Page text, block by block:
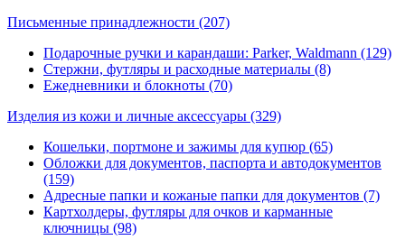
Письменные принадлежности (207)
Подарочные ручки и карандаши: Parker, Waldmann (129)
Стержни, футляры и расходные материалы (8)
Ежедневники и блокноты (70)
Изделия из кожи и личные аксессуары (329)
Кошельки, портмоне и зажимы для купюр (65)
Обложки для документов, паспорта и автодокументов
(159)
Адресные папки и кожаные папки для документов (7)
Картхолдеры, футляры для очков и карманные
ключницы (98)